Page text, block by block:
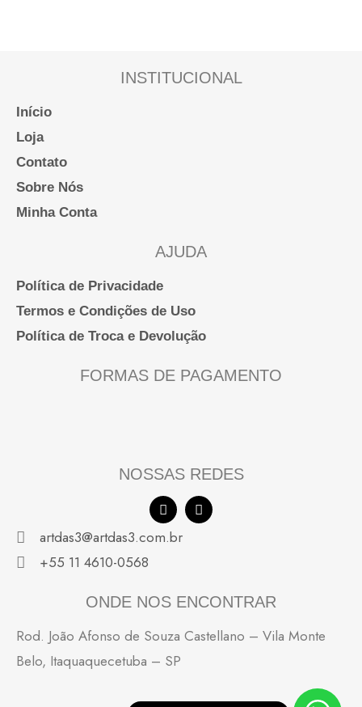
INSTITUCIONAL
Início
Loja
Contato
Sobre Nós
Minha Conta
AJUDA
Política de Privacidade
Termos e Condições de Uso
Política de Troca e Devolução
FORMAS DE PAGAMENTO
NOSSAS REDES
F
a
e
k
I
n
a
m
artdas3@artdas3.com.br
+55 11 4610-0568
ONDE NOS ENCONTRAR
Rod. João Afonso de Souza Castellano – Vila Monte
Belo, Itaquaquecetuba – SP